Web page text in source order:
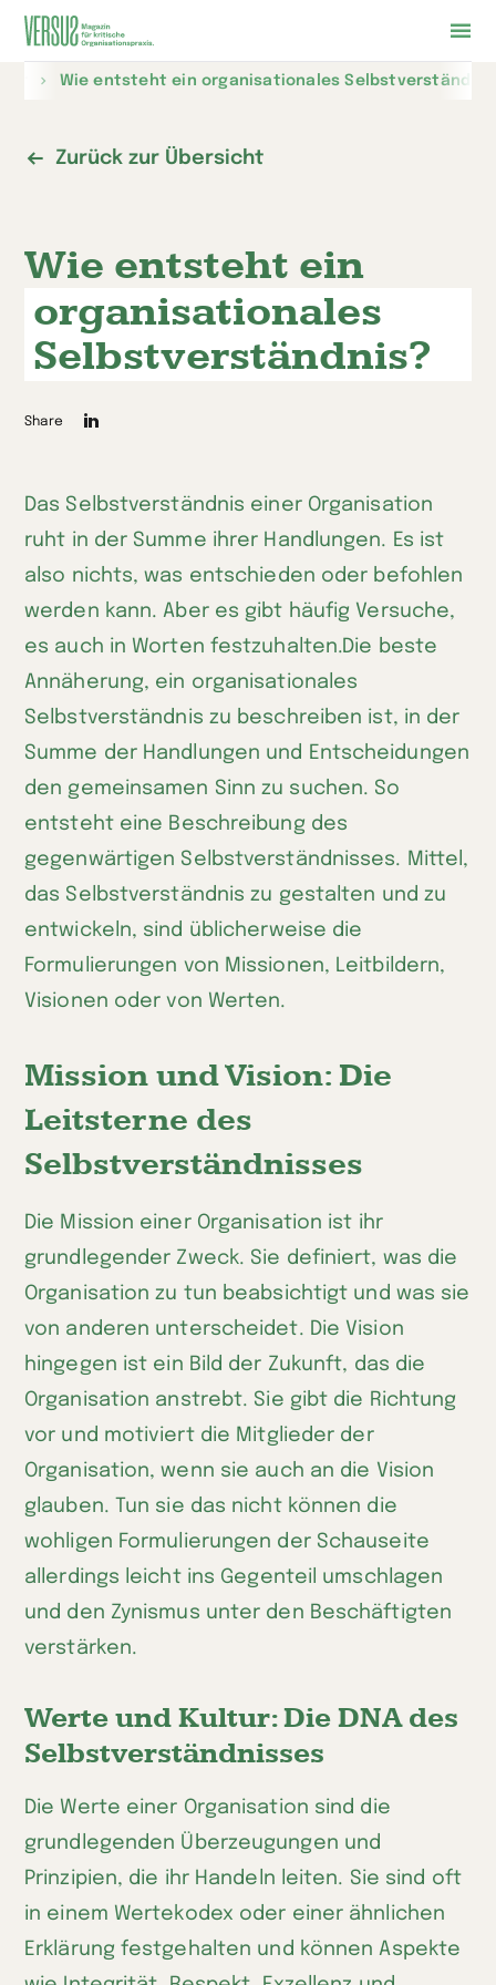
Zur
Wie entsteht ein organisationales
Zurück zur Übersicht
Wie entsteht ein
organisationales
Selbstverständnis?
auf
LinkedIn
teilen
Share
Das Selbstverständnis einer Organisation
ruht in der Summe ihrer Handlungen. Es ist
also nichts, was entschieden oder befohlen
werden kann. Aber es gibt häufig Versuche,
es auch in Worten festzuhalten.Die beste
Annäherung, ein organisationales
Selbstverständnis zu beschreiben ist, in der
Summe der Handlungen und Entscheidungen
den gemeinsamen Sinn zu suchen. So
entsteht eine Beschreibung des
gegenwärtigen Selbstverständnisses. Mittel,
das Selbstverständnis zu gestalten und zu
entwickeln, sind üblicherweise die
Formulierungen von Missionen, Leitbildern,
Visionen oder von Werten.
Mission und Vision: Die
Leitsterne des
Selbstverständnisses
Die Mission einer Organisation ist ihr
grundlegender Zweck. Sie definiert, was die
Organisation zu tun beabsichtigt und was sie
von anderen unterscheidet. Die Vision
hingegen ist ein Bild der Zukunft, das die
Organisation anstrebt. Sie gibt die Richtung
vor und motiviert die Mitglieder der
Organisation, wenn sie auch an die Vision
glauben. Tun sie das nicht können die
wohligen Formulierungen der Schauseite
allerdings leicht ins Gegenteil umschlagen
und den Zynismus unter den Beschäftigten
verstärken.
Werte und Kultur: Die DNA des
Selbstverständnisses
Die Werte einer Organisation sind die
grundlegenden Überzeugungen und
Prinzipien, die ihr Handeln leiten. Sie sind oft
in einem Wertekodex oder einer ähnlichen
Erklärung festgehalten und können Aspekte